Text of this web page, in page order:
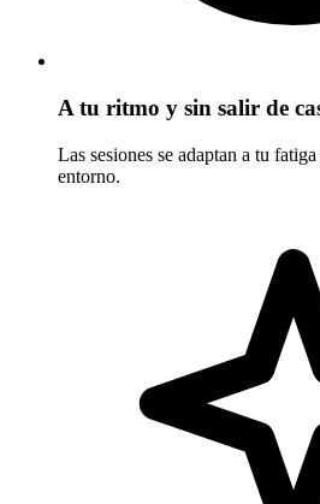
A tu ritmo y sin salir de
Las sesiones se adaptan a tu
entorno.